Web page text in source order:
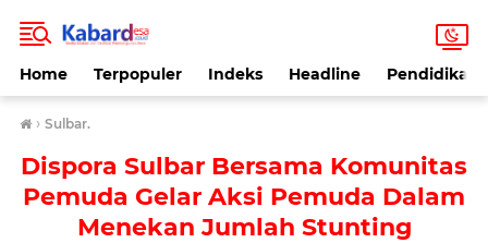
Home Terpopuler Indeks Headline Pendidikan
› Sulbar.
Dispora Sulbar Bersama Komunitas
Pemuda Gelar Aksi Pemuda Dalam
Menekan Jumlah Stunting